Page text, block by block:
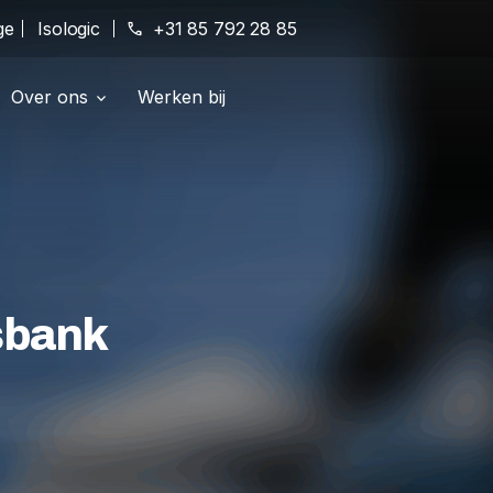
Isologic phone +31 85 792 28 85
Over ons
Werken bij